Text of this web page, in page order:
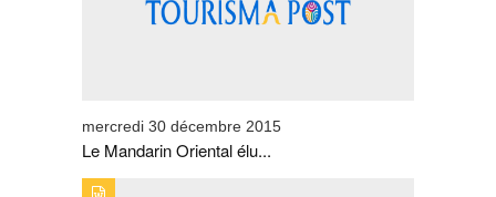
MONDE EN 2015
mercredi 30 décembre 2015
Le Mandarin Oriental élu...